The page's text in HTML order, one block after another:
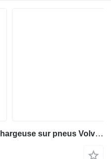
Refroidisseur d'huile pour chargeuse sur pneus Volvo 150E; L150F; L180E; L180F; L220E; L220F